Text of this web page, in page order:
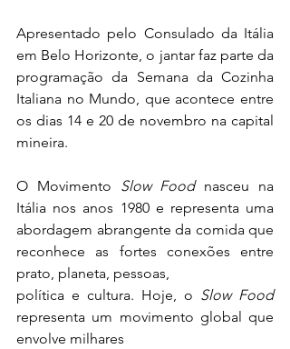
Apresentado pelo Consulado da Itália
em Belo Horizonte, o jantar faz parte da
programação da Semana da Cozinha
Italiana no Mundo, que acontece entre
os dias 14 e 20 de novembro na capital
mineira.
O Movimento Slow Food nasceu na
Itália nos anos 1980 e representa uma
abordagem abrangente da comida que
reconhece as fortes conexões entre
prato, planeta, pessoas,
política e cultura. Hoje, o Slow Food
representa um movimento global que
envolve milhares